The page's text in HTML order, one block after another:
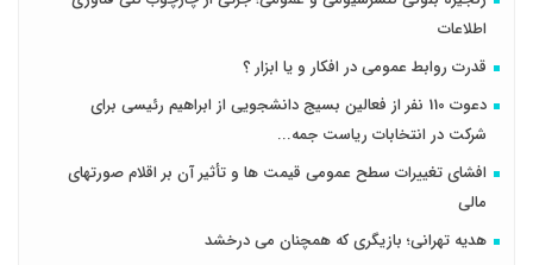
اطلاعات
قدرت روابط عمومی در افکار و یا ابزار ؟
دعوت 110 نفر از فعالین بسیج دانشجویی از ابراهیم رئیسی برای
شرکت در انتخابات ریاست جمه...
افشای تغییرات سطح عمومی قیمت ها و تأثیر آن بر اقلام صورتهای
مالی
هدیه تهرانی؛ بازیگری که همچنان می درخشد